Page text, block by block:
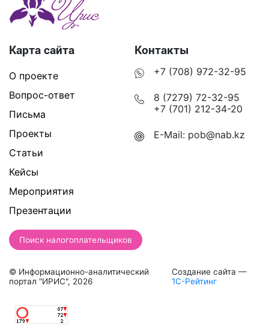
Карта сайта
О проекте
Вопрос-ответ
Письма
Проекты
Статьи
Кейсы
Мероприятия
Презентации
Контакты
+7 (708) 972-32-95
8 (7279) 72-32-95
+7 (701) 212-34-20
E-Mail: pob@nab.kz
Поиск налогоплательщиков
© Информационно-аналитический
портал "ИРИС", 2026
Создание сайта —
1С-Рейтинг